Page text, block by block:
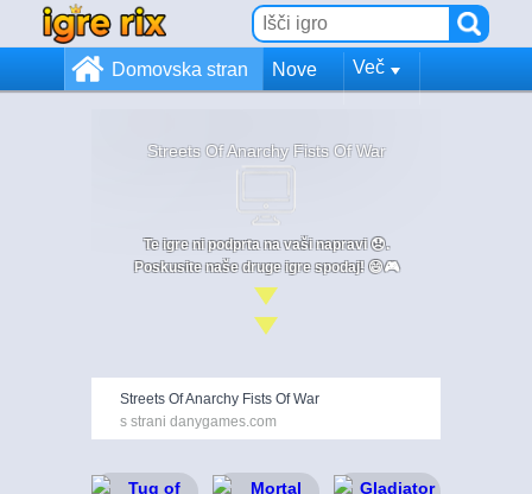
Domovska stran Nove Več
Streets Of Anarchy Fists Of War
Te igre ni podprta na vaši napravi 😞.
Poskusite naše druge igre spodaj! 😄🎮
Streets Of Anarchy Fists Of War
s strani danygames.com